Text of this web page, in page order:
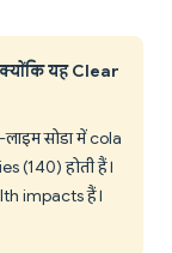
यह Clear
लाइम सोडा में cola
(140) होती हैं।
impacts हैं।